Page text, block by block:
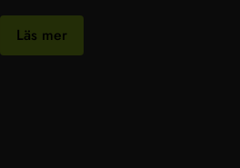
Läs mer